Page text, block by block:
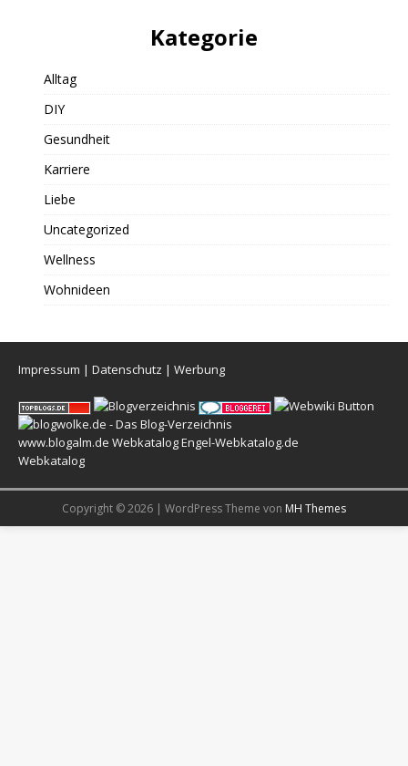
Kategorie
Alltag
DIY
Gesundheit
Karriere
Liebe
Uncategorized
Wellness
Wohnideen
Impressum | Datenschutz | Werbung
www.blogalm.de WebkatalogEngel-Webkatalog.de
Webkatalog
Copyright © 2026 | WordPress Theme von MH Themes